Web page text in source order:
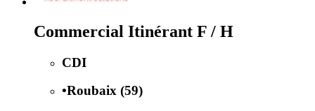
Commercial Itinérant F / H
CDI
•Roubaix (59)